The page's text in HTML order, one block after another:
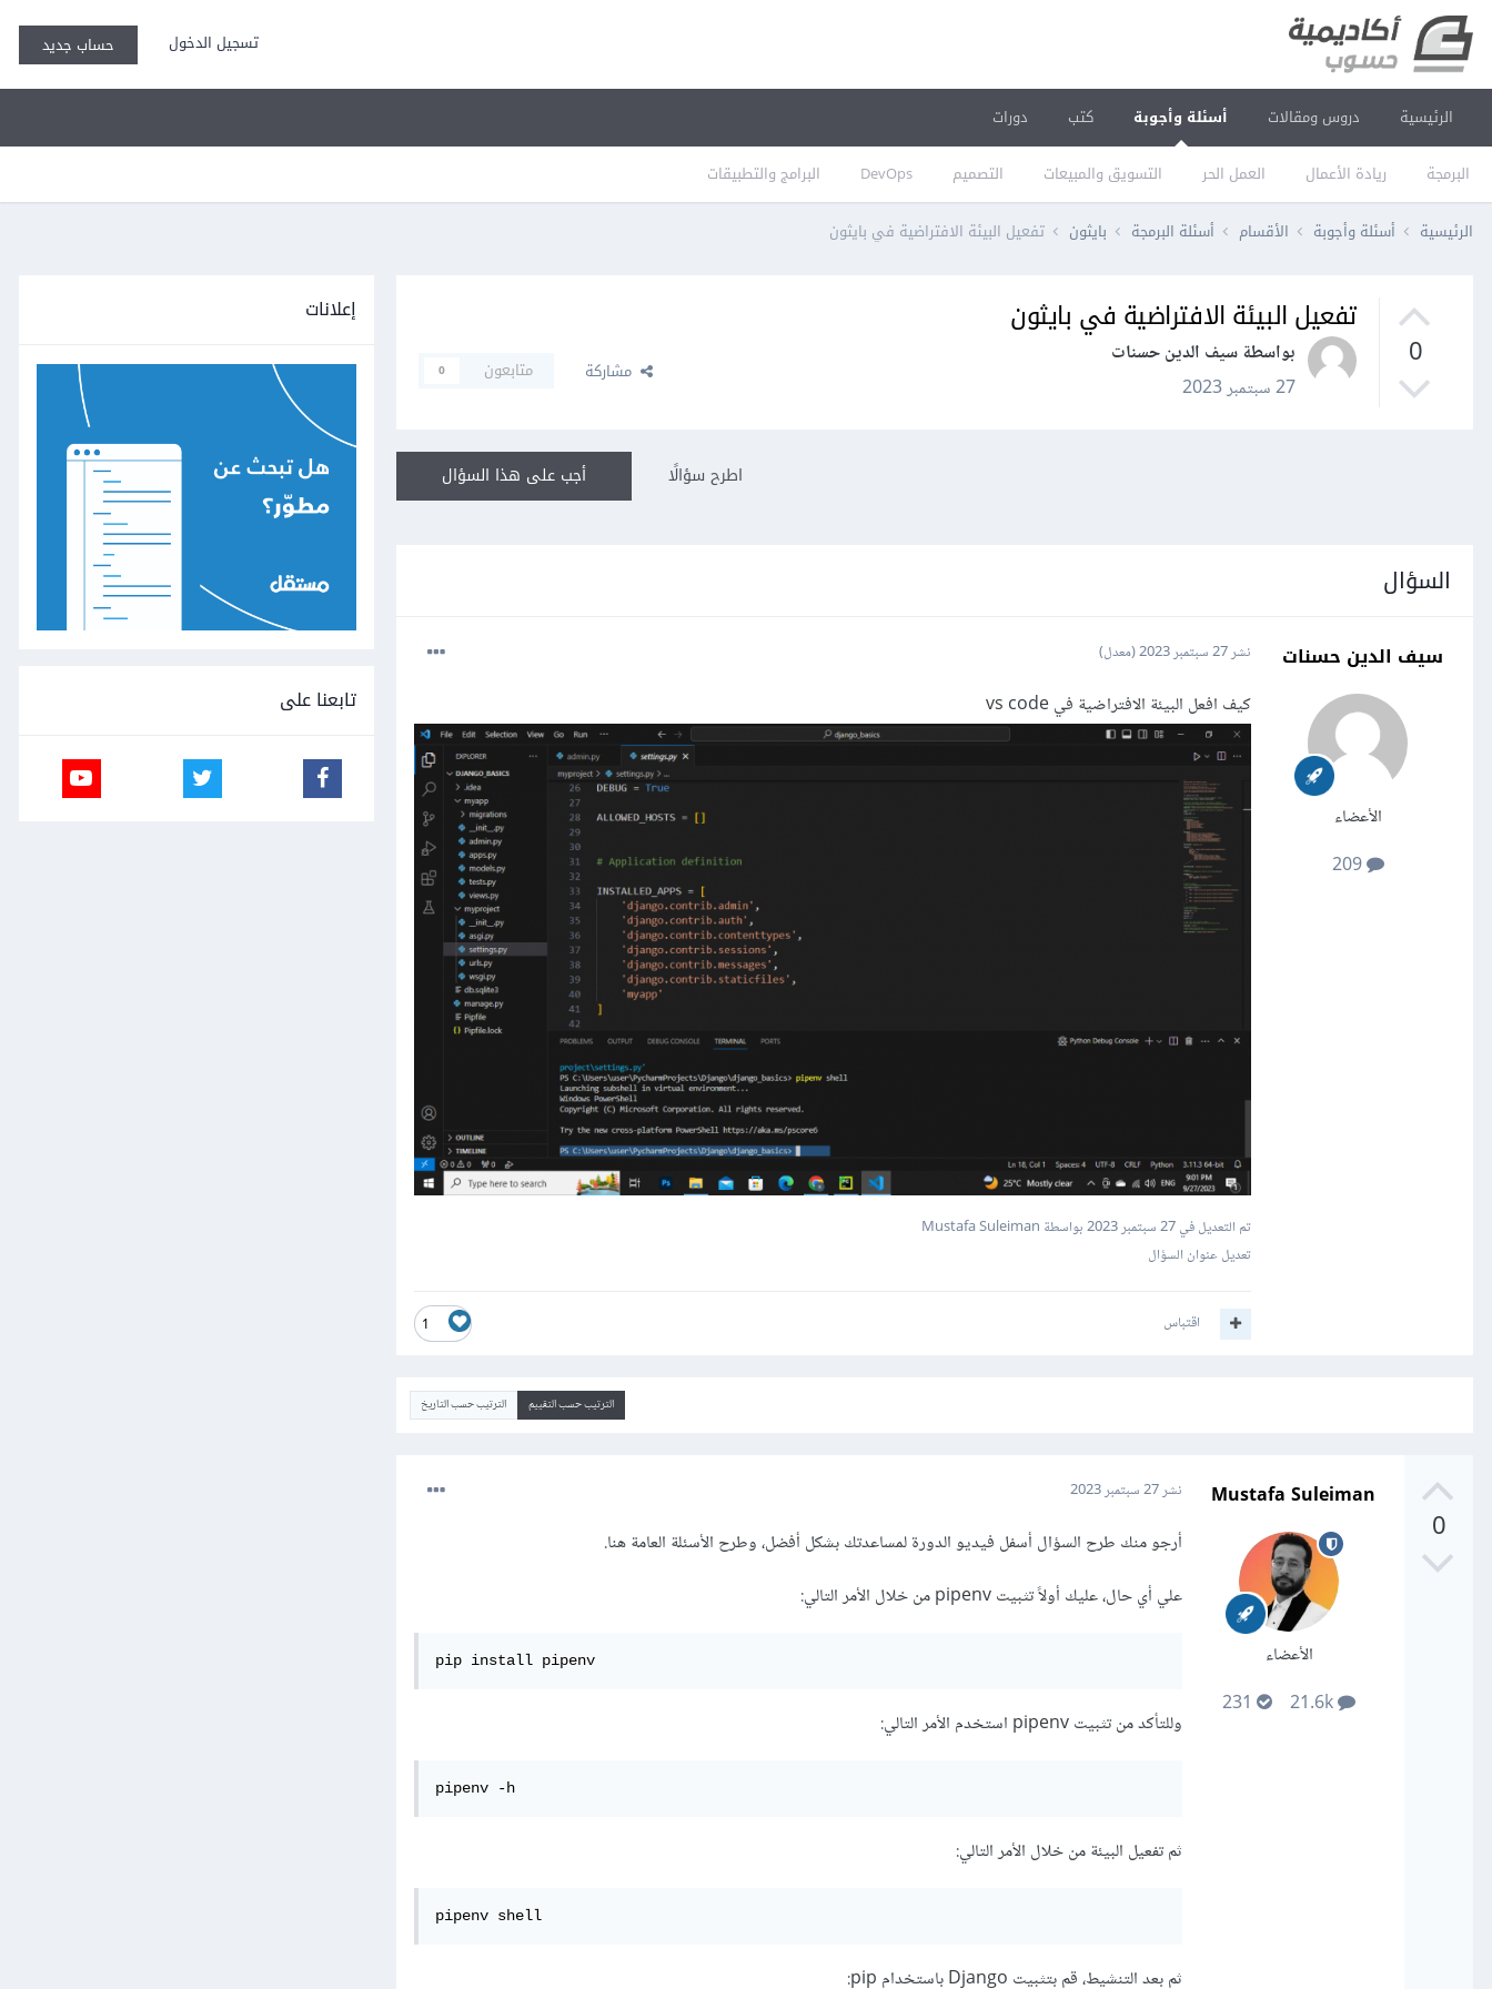
تسجيل الدخول حساب جديد
الرئيسية دروس ومقالات أسئلة وأجوبة
البرمجة ريادة الأعمال العمل الحر التسويق والمبيعات التصميم DevOps البرامج والتطبيقات
كتب دورات
الرئيسية أسئلة وأجوبة الأقسام أسئلة البرمجة بايثون تفعيل البيئة الافتراضية في بايثون
0
تفعيل البيئة الافتراضية في بايثون
بواسطة سيف الدين حسنات
27 سبتمبر 2023
مشاركة متابعون 0
أجب على هذا السؤال اطرح سؤالًا
السؤال
سيف الدين حسنات
الأعضاء
209
نشر27 سبتمبر 2023 (معدل)
كيف افعل البيئة الافتراضية في vs code
تم التعديل في27 سبتمبر 2023
بواسطة Mustafa Suleiman
تعديل عنوان السؤال
1 اقتباس
الترتيب حسب التقييم الترتيب حسب التاريخ
0
Mustafa Suleiman
الأعضاء
نشر27 سبتمبر 2023
أرجو منك طرح السؤال أسفل فيديو الدورة لمساعدتك بشكل أفضل، وطرح الأسئلة العامة هنا.
علي أي حال، عليك أولاً تثبيت pipenv من خلال الأمر التالي:
pip install pipenv
وللتأكد من تثبيت pipenv استخدم الأمر التالي:
pipenv -h
ثم تفعيل البيئة من خلال الأمر التالي:
pipenv shell
ثم بعد التنشيط، قم بتثبيت Django باستخدام pip:
إعلانات
تابعنا على